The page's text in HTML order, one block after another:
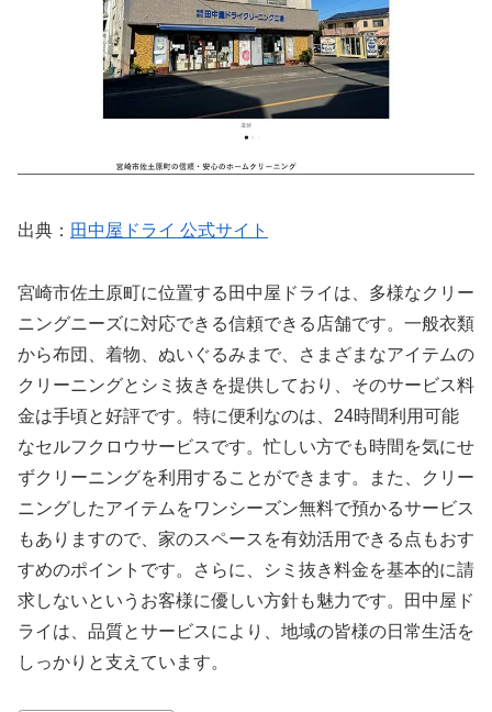
出典： 田中屋ドライ 公式サイト
宮崎市佐土原町に位置する田中屋ドライは、多様なクリー
ニングニーズに対応できる信頼できる店舗です。一般衣類
から布団、着物、ぬいぐるみまで、さまざまなアイテムの
クリーニングとシミ抜きを提供しており、そのサービス料
金は手頃と好評です。特に便利なのは、24時間利用可能
なセルフクロウサービスです。忙しい方でも時間を気にせ
ずクリーニングを利用することができます。また、クリー
ニングしたアイテムをワンシーズン無料で預かるサービス
もありますので、家のスペースを有効活用できる点もおす
すめのポイントです。さらに、シミ抜き料金を基本的に請
求しないというお客様に優しい方針も魅力です。田中屋ド
ライは、品質とサービスにより、地域の皆様の日常生活を
しっかりと支えています。